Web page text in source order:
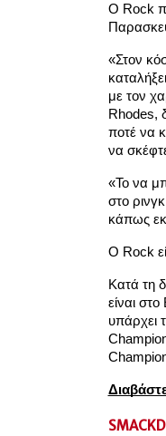
Ο Rock
«Στον
με τον
Rhodes,
ποτέ να
να
«Το να
στο
κάπως
Ο Rock
Κατά τη
είναι
υπάρχει